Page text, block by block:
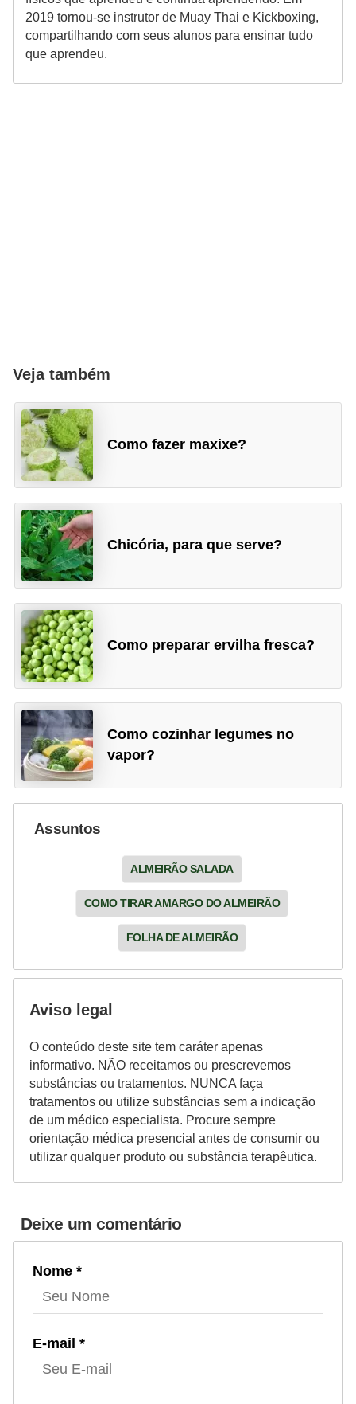
2019 tornou-se instrutor de Muay Thai e Kickboxing,
compartilhando com seus alunos para ensinar tudo
que aprendeu.
Veja também
Como fazer maxixe?
Chicória, para que serve?
Como preparar ervilha fresca?
Como cozinhar legumes no
vapor?
Assuntos
ALMEIRÃO SALADA
COMO TIRAR AMARGO DO ALMEIRÃO
FOLHA DE ALMEIRÃO
Aviso legal
O conteúdo deste site tem caráter apenas
informativo. NÃO receitamos ou prescrevemos
substâncias ou tratamentos. NUNCA faça
tratamentos ou utilize substâncias sem a indicação
de um médico especialista. Procure sempre
orientação médica presencial antes de consumir ou
utilizar qualquer produto ou substância terapêutica.
Deixe um comentário
Nome *
E-mail *